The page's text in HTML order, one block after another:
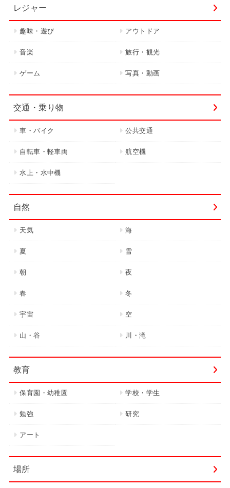
レジャー
趣味・遊び アウトドア
音楽 旅行・観光
ゲーム 写真・動画
交通・乗り物
車・バイク 公共交通
自転車・軽車両 航空機
水上・水中機
自然
天気 海
夏 雪
朝 夜
春 冬
宇宙 空
山・谷 川・滝
教育
保育園・幼稚園 学校・学生
勉強 研究
アート
場所